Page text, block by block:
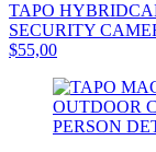
TAPO
SECURITY
$55,00